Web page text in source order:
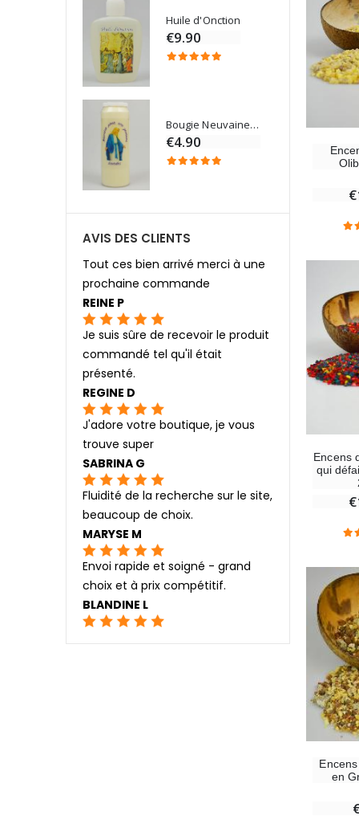
Encens
qui
en
Huile d'Onction
€9.90
Bougie Neuvaine pour une Guérison - 17.5cm
€4.90
AVIS DES CLIENTS
Tout ces bien arrivé merci à une
prochaine commande
REINE P
Je suis sûre de recevoir le produit
commandé tel qu'il était
présenté.
REGINE D
J'adore votre boutique, je vous
trouve super
SABRINA G
Fluidité de la recherche sur le site,
beaucoup de choix.
MARYSE M
Envoi rapide et soigné - grand
choix et à prix compétitif.
BLANDINE L